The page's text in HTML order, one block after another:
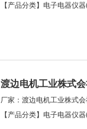
【产品分类】电子电器仪
渡边电机工业株式
应） (WPC-PE1SP)
厂家：渡边电机工业株式会
【产品分类】电子电器仪